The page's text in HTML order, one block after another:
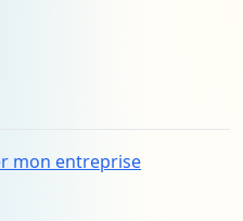
mon entreprise